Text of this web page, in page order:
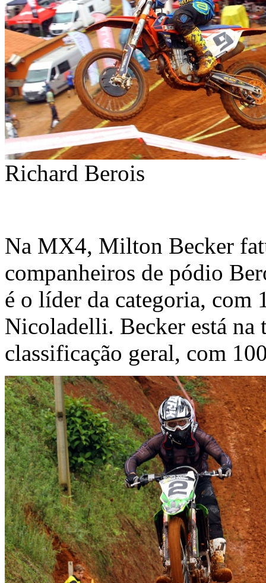
Richard Berois
Na MX4, Milton Becker
companheiros de pódio
é o líder da categoria, com
Nicoladelli. Becker está na
classificação geral, com